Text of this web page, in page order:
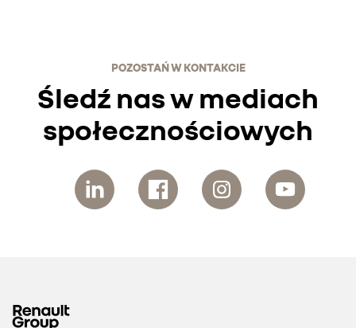
POZOSTAŃ W KONTAKCIE
Śledź nas w mediach
społecznościowych